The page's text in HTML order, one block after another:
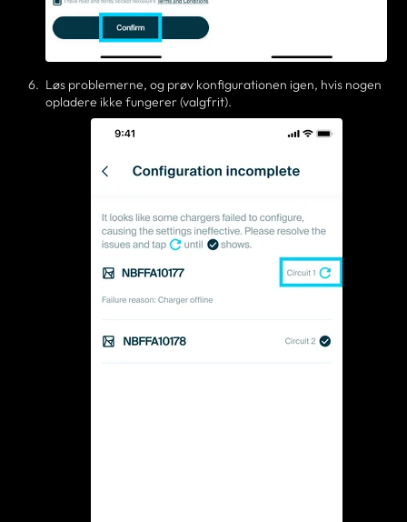
Løs problemerne, og prøv konfigurationen igen, hvis nogen
opladere ikke fungerer (valgfrit).